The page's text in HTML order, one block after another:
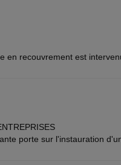
en recouvrement est
porte sur l'instauration